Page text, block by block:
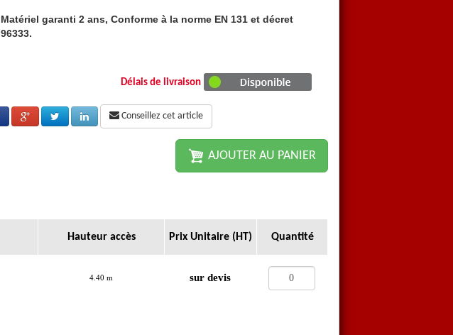
Matériel garanti 2 ans, Conforme à la norme EN 131 et décret
96333.
Délais de livraison
Conseillez cet article
AJOUTER AU PANIER
Hauteur accès Prix Unitaire (HT) Quantité
4.40 m sur devis